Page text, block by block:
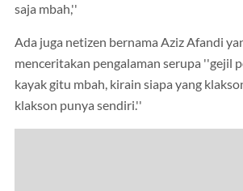
saja mbah,''
Ada juga netizen bernama Aziz Afandi
menceritakan pengalaman serupa ''gejil
kayak gitu mbah, kirain siapa yang
klakson punya sendiri.''